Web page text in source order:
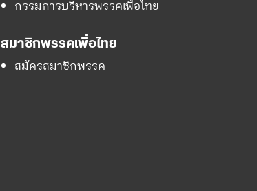
กรรมการบริหารพรรคเพื่อไทย
สมาชิกพรรคเพื่อไทย
สมัครสมาชิกพรรค